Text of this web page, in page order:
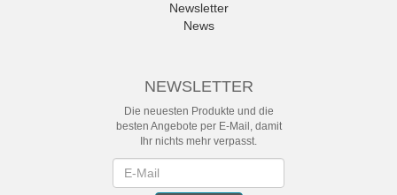
Newsletter
News
NEWSLETTER
Die neuesten Produkte und die
besten Angebote per E-Mail, damit
Ihr nichts mehr verpasst.